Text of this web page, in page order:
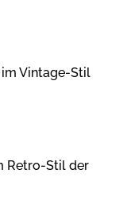
im Vintage-Stil
Retro-Stil der